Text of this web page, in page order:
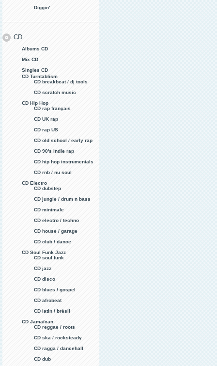
Diggin'
CD
Albums CD
Mix CD
Singles CD
CD Turntablism
CD breakbeat / dj tools
CD scratch music
CD Hip Hop
CD rap français
CD UK rap
CD rap US
CD old school / early rap
CD 90's indie rap
CD hip hop instrumentals
CD rnb / nu soul
CD Electro
CD dubstep
CD jungle / drum n bass
CD minimale
CD electro / techno
CD house / garage
CD club / dance
CD Soul Funk Jazz
CD soul funk
CD jazz
CD disco
CD blues / gospel
CD afrobeat
CD latin / brésil
CD Jamaïcan
CD reggae / roots
CD ska / rocksteady
CD ragga / dancehall
CD dub